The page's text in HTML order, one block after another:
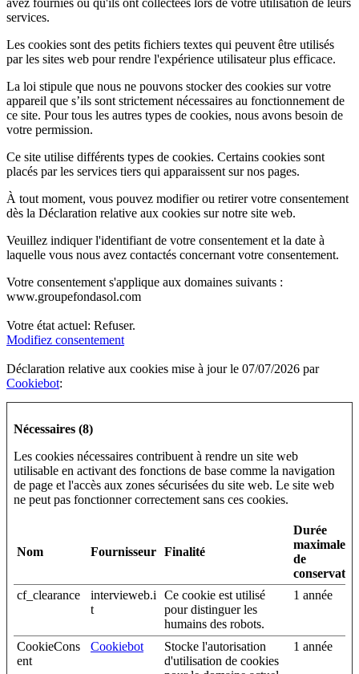
services.
Les cookies sont des petits fichiers textes qui peuvent être utilisés
par les sites web pour rendre l'expérience utilisateur plus efficace.
La loi stipule que nous ne pouvons stocker des cookies sur votre
appareil que s’ils sont strictement nécessaires au fonctionnement de
ce site. Pour tous les autres types de cookies, nous avons besoin de
votre permission.
Ce site utilise différents types de cookies. Certains cookies sont
placés par les services tiers qui apparaissent sur nos pages.
À tout moment, vous pouvez modifier ou retirer votre consentement
dès la Déclaration relative aux cookies sur notre site web.
Veuillez indiquer l'identifiant de votre consentement et la date à
laquelle vous nous avez contactés concernant votre consentement.
Votre consentement s'applique aux domaines suivants :
www.groupefondasol.com
Votre état ​​actuel: Refuser.
Modifiez consentement
Déclaration relative aux cookies mise à jour le 07/07/2026 par
Cookiebot:
Nécessaires (8)
Les cookies nécessaires contribuent à rendre un site web
utilisable en activant des fonctions de base comme la navigation
de page et l'accès aux zones sécurisées du site web. Le site web
ne peut pas fonctionner correctement sans ces cookies.
Nom Fournisseur Finalité
Durée
maximale
de
cf_clearance
intervieweb.i
t
Ce cookie est utilisé
pour distinguer les
humains des robots.
1 année
CookieCons
ent
Cookiebot
Stocke l'autorisation
d'utilisation de cookies
1 année